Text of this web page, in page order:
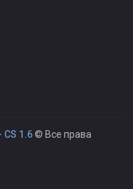
1.6© Все права